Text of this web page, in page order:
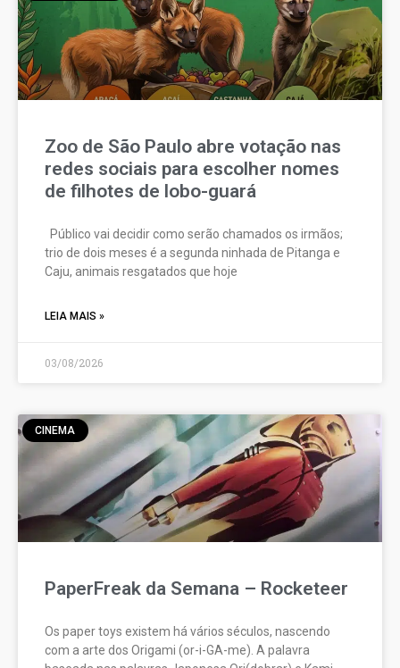
Zoo de São Paulo abre votação nas
redes sociais para escolher nomes
de filhotes de lobo-guará
Público vai decidir como serão chamados os irmãos;
trio de dois meses é a segunda ninhada de Pitanga e
Caju, animais resgatados que hoje
LEIA MAIS »
03/08/2026
CINEMA
PaperFreak da Semana – Rocketeer
Os paper toys existem há vários séculos, nascendo
com a arte dos Origami (or-i-GA-me). A palavra